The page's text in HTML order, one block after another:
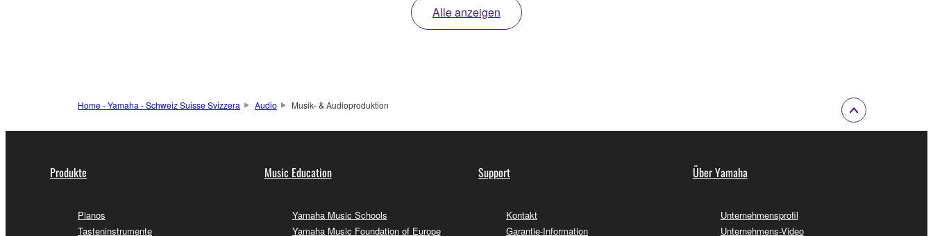
Alle anzeigen
Home - Yamaha - Schweiz Suisse Svizzera Audio Musik- & Audioproduktion
Produkte
Pianos
Tasteninstrumente
Music Education
Yamaha Music Schools
Yamaha Music Foundation of Europe
Support
Kontakt
Garantie-Information
Über Yamaha
Unternehmensprofil
Unternehmens-Video